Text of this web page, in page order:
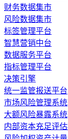
财务数据集市
风险数据集市
标签管理平台
智慧营销中台
数据服务平台
指标管理平台
决策引擎
统一监管报送平台
市场风险管理系统
大额风险暴露系统
内部资本充足评